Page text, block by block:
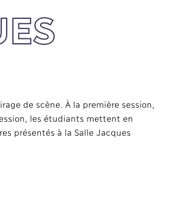
de scène. À la première session,
les étudiants mettent en
présentés à la Salle Jacques